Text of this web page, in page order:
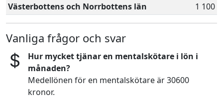
Västerbottens och Norrbottens län
1 100
Vanliga frågor och svar
Hur mycket tjänar en mentalskötare i lön i
månaden?
Medellönen för en mentalskötare är 30600
kronor.